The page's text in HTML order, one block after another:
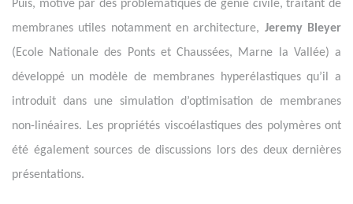
Puis, motivé par des problématiques de génie civile, traitant de
membranes utiles notamment en architecture, Jeremy Bleyer
(Ecole Nationale des Ponts et Chaussées, Marne la Vallée) a
développé un modèle de membranes hyperélastiques qu’il a
introduit dans une simulation d’optimisation de membranes
non-linéaires. Les propriétés viscoélastiques des polymères ont
été également sources de discussions lors des deux dernières
présentations.